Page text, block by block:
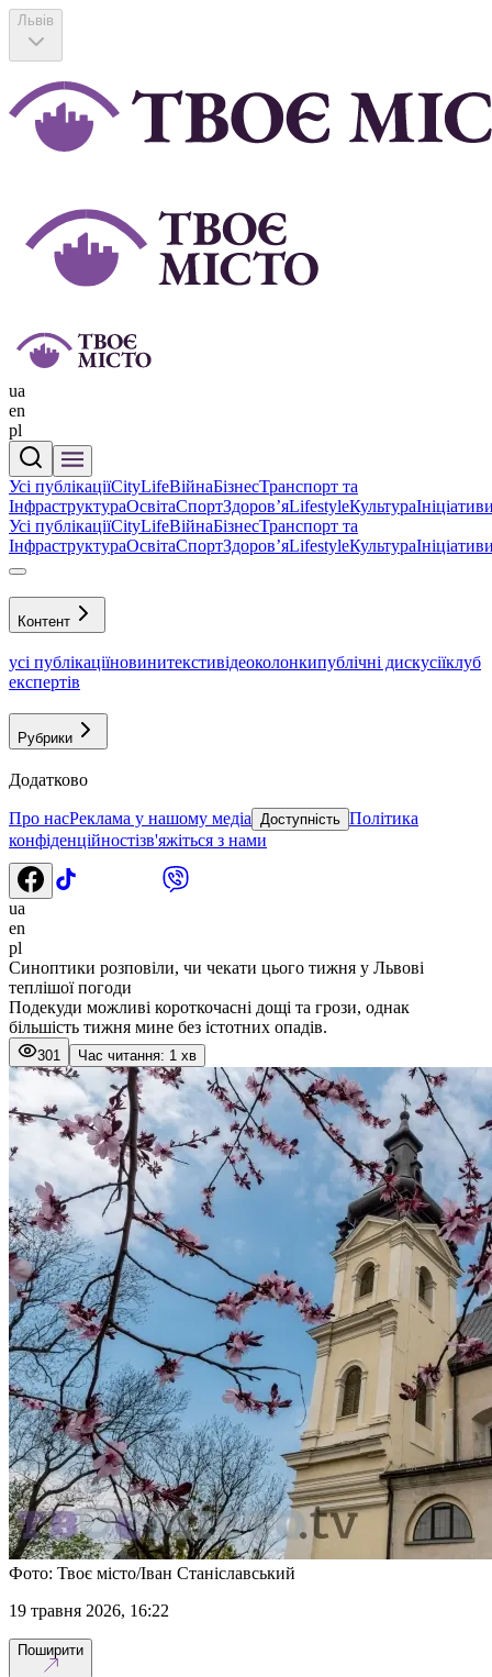
Львів
ua
en
pl
Усі публікаціїCityLifeВійнаБізнесТранспорт та
ІнфраструктураОсвітаСпортЗдоровʼяLifestyleКультура
Усі публікаціїCityLifeВійнаБізнесТранспорт та
ІнфраструктураОсвітаСпортЗдоровʼяLifestyleКультура
Контент
усі публікаціїновинитекстивідеоколонкипублічні дискусіїклуб
експертів
Рубрики
Додатково
Про насРеклама у нашому медіа Доступність Політика
конфіденційностізв'яжіться з нами
ua
en
pl
Синоптики розповіли, чи чекати цього тижня у Львові
теплішої погоди
Подекуди можливі короткочасні дощі та грози, однак
більшість тижня мине без істотних опадів.
301 Час читання: 1 хв
Фото: Твоє місто/Іван Станіславський
19 травня 2026, 16:22
Поширити